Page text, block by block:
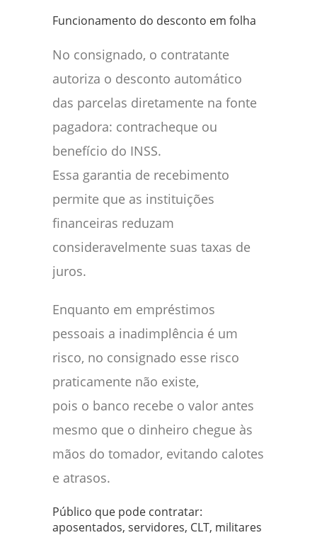
Funcionamento do desconto em folha
No consignado, o contratante
autoriza o desconto automático
das parcelas diretamente na fonte
pagadora: contracheque ou
benefício do INSS.
Essa garantia de recebimento
permite que as instituições
financeiras reduzam
consideravelmente suas taxas de
juros.
Enquanto em empréstimos
pessoais a inadimplência é um
risco, no consignado esse risco
praticamente não existe,
pois o banco recebe o valor antes
mesmo que o dinheiro chegue às
mãos do tomador, evitando calotes
e atrasos.
Público que pode contratar:
aposentados, servidores, CLT, militares